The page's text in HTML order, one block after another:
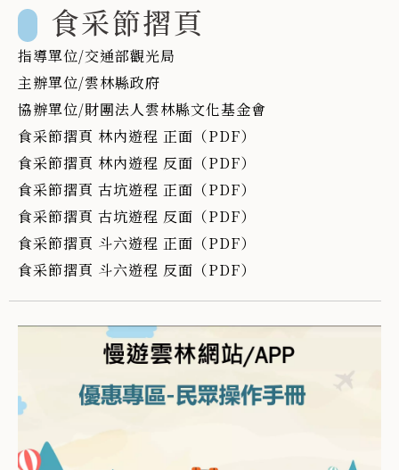
食采節摺頁
指導單位/交通部觀光局
主辦單位/雲林縣政府
協辦單位/財團法人雲林縣文化基金會
食采節摺頁 林內遊程 正面（PDF）
食采節摺頁 林內遊程 反面（PDF）
食采節摺頁 古坑遊程 正面（PDF）
食采節摺頁 古坑遊程 反面（PDF）
食采節摺頁 斗六遊程 正面（PDF）
食采節摺頁 斗六遊程 反面（PDF）